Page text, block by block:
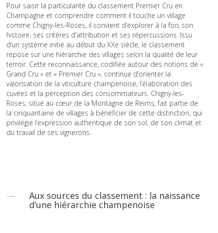
Pour saisir la particularité du classement Premier Cru en
Champagne et comprendre comment il touche un village
comme Chigny-les-Roses, il convient d’explorer à la fois son
histoire, ses critères d’attribution et ses répercussions. Issu
d’un système initié au début du XXe siècle, le classement
repose sur une hiérarchie des villages selon la qualité de leur
terroir. Cette reconnaissance, codifiée autour des notions de «
Grand Cru » et « Premier Cru », continue d’orienter la
valorisation de la viticulture champenoise, l’élaboration des
cuvées et la perception des consommateurs. Chigny-les-
Roses, situé au cœur de la Montagne de Reims, fait partie de
la cinquantaine de villages à bénéficier de cette distinction, qui
privilégie l’expression authentique de son sol, de son climat et
du travail de ses vignerons.
Aux sources du classement : la naissance
d’une hiérarchie champenoise